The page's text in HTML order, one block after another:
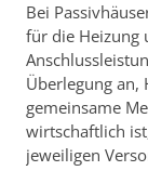
Bei
für die Heizung
Überlegung an,
gemeinsame
wirtschaftlich
jeweiligen